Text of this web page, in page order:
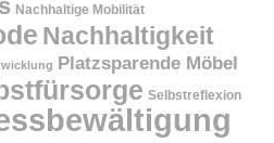
Nachhaltige Mobilität
Nachhaltigkeit
Platzsparende Möbel
Selbstreflexion